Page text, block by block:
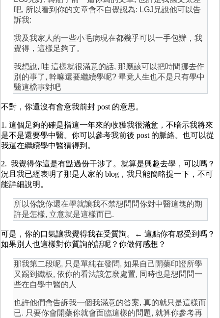
吧, 所以看到你的文章會不自覺認為: LGJ兄說他可以告
訴我:
我及我家人的一些小毛病現在都幾乎可以一手包辦，我
覺得，這樣足夠了。
我想說, 哇 這樣就很滿意的話, 那應該可以把時間挪去作
別的事了, 幹嘛還要繼續學呢? 畢竟人生也不是只有學中
醫這檔事對吧
不對，你還沒有會意我前封 post 的意思。
1. 這個足夠的確是指這一年來的收獲我很滿意，不暗示我將來
是不是還要學中醫。你可以參考我前後 post 的脈絡。也可以從
我還在繼續學中醫猜得到。
2. 我覺得你這是有點過份干涉了。就算是興趣去學，可以嗎？
況且我已經表明了那是人家的 blog，我只能簡略提一下，不可
能詳細說明。
所以你說你還在學就讓我不禁想問問你對中醫這塊的期
許是怎樣, 立意就是這樣而已.
可是，你的口氣讓我覺得我在受質詢。← 這點你有感受到嗎？
如果別人也這樣對你質詢的話呢？你做何感想？
那我第二段呢, 只是單純在發問, 如果自己開藥印證所學
又踢到鐵板, 依你的看法該怎麼處置, 同時也是想問問一
些在自學中醫的人
也許他們會告訴我一個我滿意的答案, 真的就只是這樣而
已. 只要你會開藥你就會面臨這樣的問題, 就算你參考再